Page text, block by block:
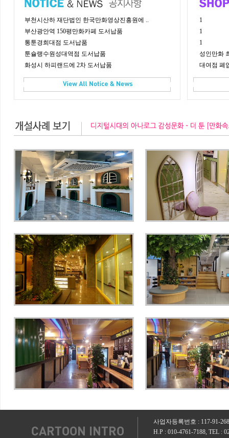
부천시산하 재단법인 한국만화영상진흥원에 ..
부산광안역 150평만화카페 도서납품
통툰경희대점 도서납품
툰슐랭수원성대역점 도서납품
화성시 하피랜드에 2차 도서납품
1
1
1
성인만화
대여점 폐
사업자등록번호 : 117-91-
H.P : 010-4761-7188, TEL :